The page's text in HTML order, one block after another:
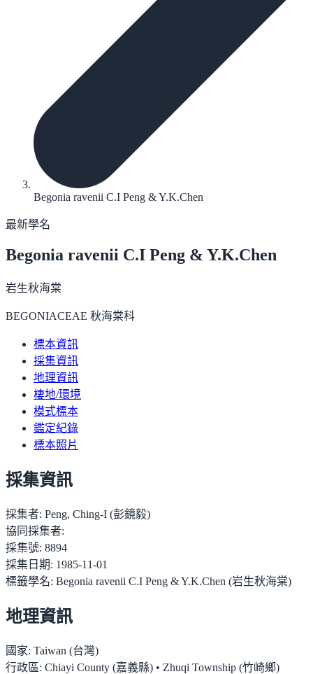
Begonia ravenii C.I Peng & Y.K.Chen
最新學名
Begonia ravenii C.I Peng & Y.K.Chen
岩生秋海棠
BEGONIACEAE 秋海棠科
標本資訊
採集資訊
地理資訊
棲地/環境
模式標本
鑑定紀錄
標本照片
採集資訊
採集者: Peng, Ching-I (彭鏡毅)
協同採集者:
採集號: 8894
採集日期: 1985-11-01
標籤學名: Begonia ravenii C.I Peng & Y.K.Chen (岩生秋海棠)
地理資訊
國家: Taiwan (台灣)
行政區: Chiayi County (嘉義縣) • Zhuqi Township (竹崎鄉)